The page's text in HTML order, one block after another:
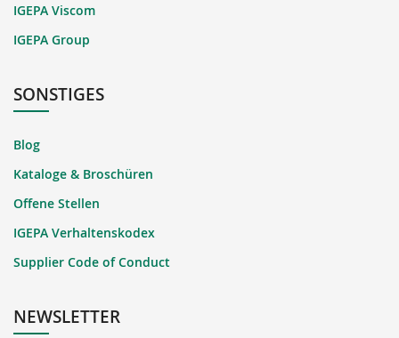
IGEPA Viscom
IGEPA Group
SONSTIGES
Blog
Kataloge & Broschüren
Offene Stellen
IGEPA Verhaltenskodex
Supplier Code of Conduct
NEWSLETTER